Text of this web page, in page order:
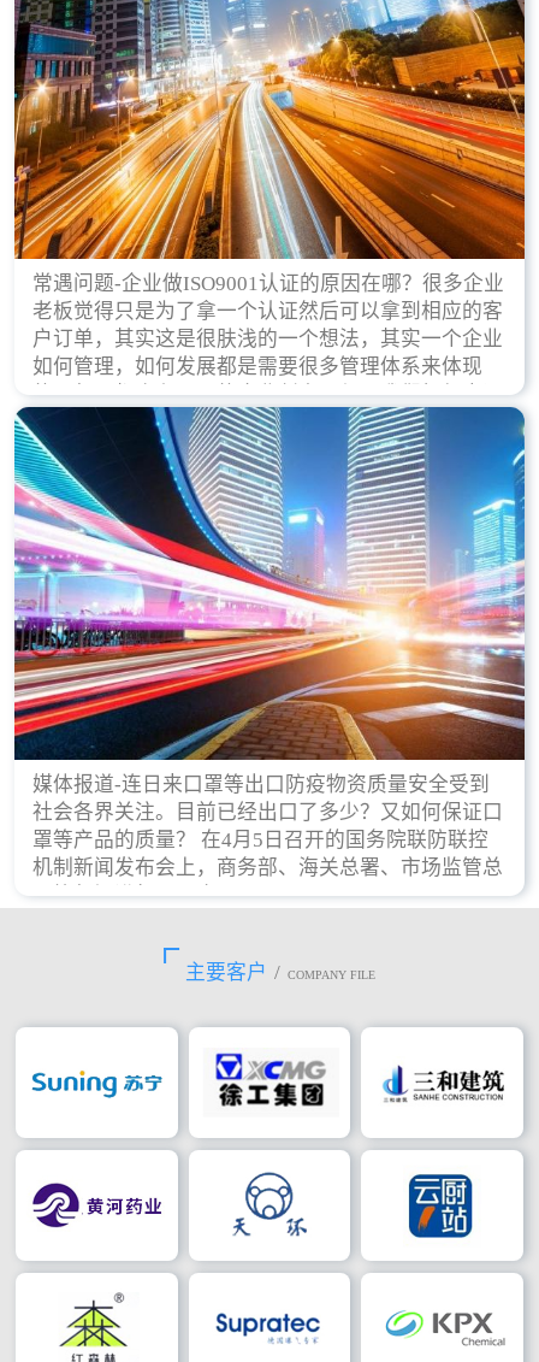
常遇问题-企业做ISO9001认证的原因在哪？很多企业
老板觉得只是为了拿一个认证然后可以拿到相应的客
户订单，其实这是很肤浅的一个想法，其实一个企业
如何管理，如何发展都是需要很多管理体系来体现
的，每天都会有不同的企业创立，但是我们如何去证
实一个企业的合法，有质量保证了？这就是ISO9001
认证体现价值的时候，那么键锋小编就来细说下企业
做ISO9001认证的根本原因。
媒体报道-连日来口罩等出口防疫物资质量安全受到
社会各界关注。目前已经出口了多少？又如何保证口
罩等产品的质量？ 在4月5日召开的国务院联防联控
机制新闻发布会上，商务部、海关总署、市场监管总
局等部门进行了回应。
主要客户 / COMPANY FILE